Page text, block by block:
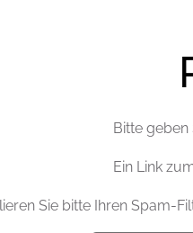
Bitte
Ein Link
Sie bitte Ihren Spam-